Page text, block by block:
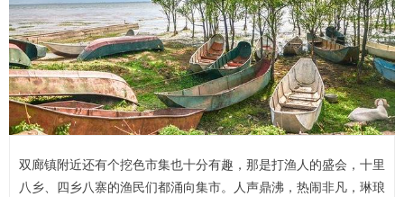
双廊镇附近还有个挖色市集也十分有趣，那是打渔人的盛会，十里
八乡、四乡八寨的渔民们都涌向集市。人声鼎沸，热闹非凡，琳琅